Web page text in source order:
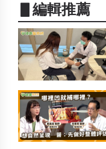
▋編輯推薦